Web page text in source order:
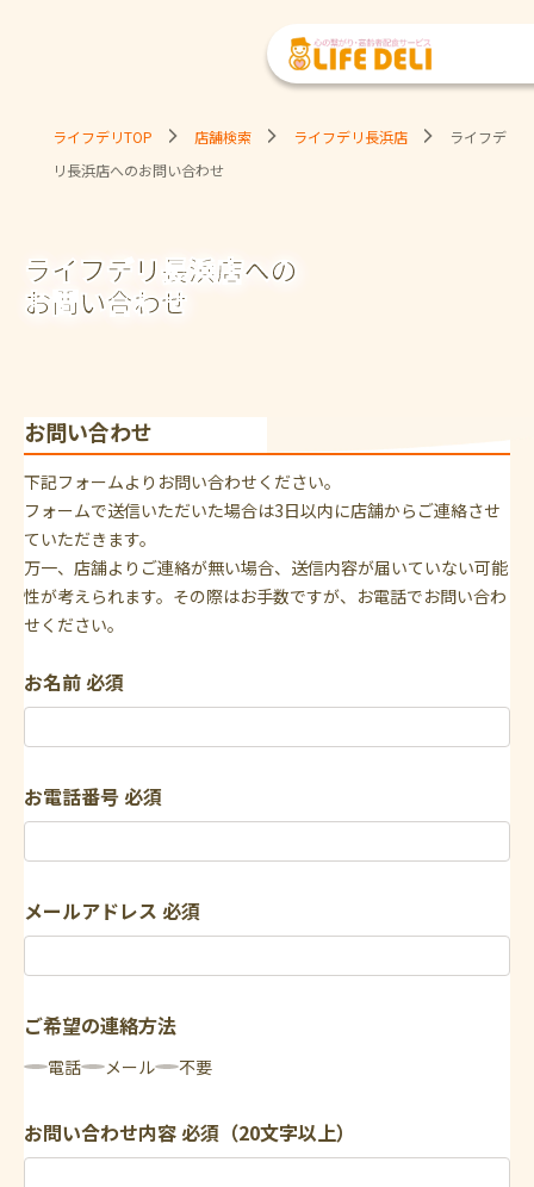
ライフデリTOP 店舗検索 ライフデリ長浜店
ライフデ
リ長浜店へのお問い合わせ
ライフデリ長浜店への
お問い合わせ
お問い合わせ
下記フォームよりお問い合わせください。
フォームで送信いただいた場合は3日以内に店舗からご連絡させ
ていただきます。
万一、店舗よりご連絡が無い場合、送信内容が届いていない可能
性が考えられます。その際はお手数ですが、お電話でお問い合わ
せください。
お名前必須
お電話番号必須
メールアドレス 必須
ご希望の連絡方法
電話 メール 不要
お問い合わせ内容必須（20文字以上）